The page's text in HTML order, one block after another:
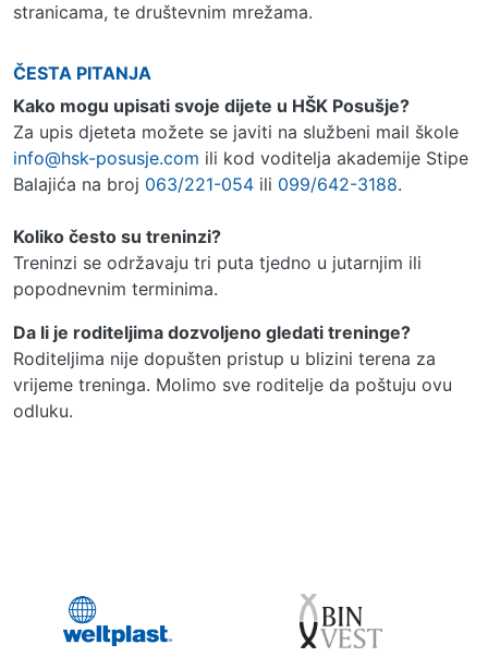
stranicama, te društevnim mrežama.
ČESTA PITANJA
Kako mogu upisati svoje dijete u HŠK Posušje?
Za upis djeteta možete se javiti na službeni mail škole
info@hsk-posusje.com ili kod voditelja akademije Stipe
Balajića na broj 063/221-054 ili 099/642-3188.
Koliko često su treninzi?
Treninzi se održavaju tri puta tjedno u jutarnjim ili
popodnevnim terminima.
Da li je roditeljima dozvoljeno gledati treninge?
Roditeljima nije dopušten pristup u blizini terena za
vrijeme treninga. Molimo sve roditelje da poštuju ovu
odluku.